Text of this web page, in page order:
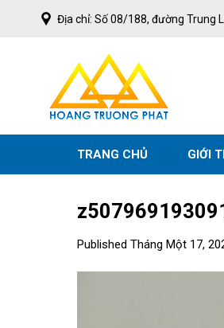
Địa chỉ: Số 08/188, đường Trung
TRANG CHỦ GIỚI
Published Tháng Một 17,